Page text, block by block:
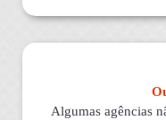
Algumas agências